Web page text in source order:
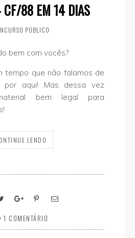
CF/88 EM 14 DIAS
PÚBLICO
bem com vocês?
tempo que não falamos de
por aqui! Mas dessa vez
bem legal para
LENDO
1 COMENTÁRIO